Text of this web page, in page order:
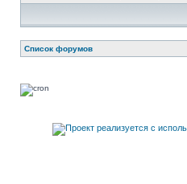
Список форумов